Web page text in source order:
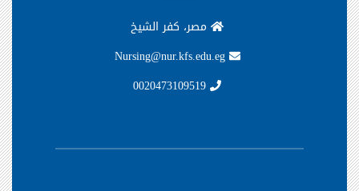
مصر، كفر الشيخ
Nursing@nur.kfs.edu.eg